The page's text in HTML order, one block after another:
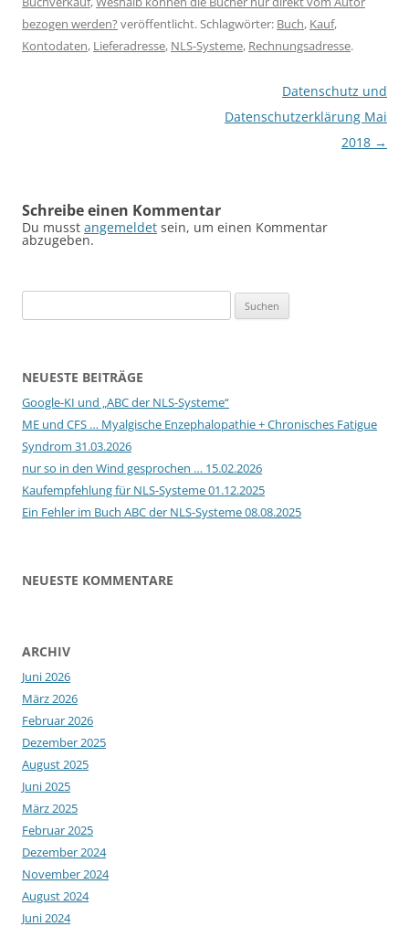
bezogen werden? veröffentlicht. Schlagwörter: Buch, Kauf,
Kontodaten, Lieferadresse, NLS-Systeme, Rechnungsadresse.
Datenschutz und
Datenschutzerklärung Mai
2018 →
Schreibe einen Kommentar
Du musst angemeldet sein, um einen Kommentar
abzugeben.
nach:
NEUESTE BEITRÄGE
Google-KI und „ABC der NLS-Systeme“
ME und CFS … Myalgische Enzephalopathie + Chronisches Fatigue
Syndrom 31.03.2026
nur so in den Wind gesprochen … 15.02.2026
Kaufempfehlung für NLS-Systeme 01.12.2025
Ein Fehler im Buch ABC der NLS-Systeme 08.08.2025
NEUESTE KOMMENTARE
ARCHIV
Juni 2026
März 2026
Februar 2026
Dezember 2025
August 2025
Juni 2025
März 2025
Februar 2025
Dezember 2024
November 2024
August 2024
Juni 2024